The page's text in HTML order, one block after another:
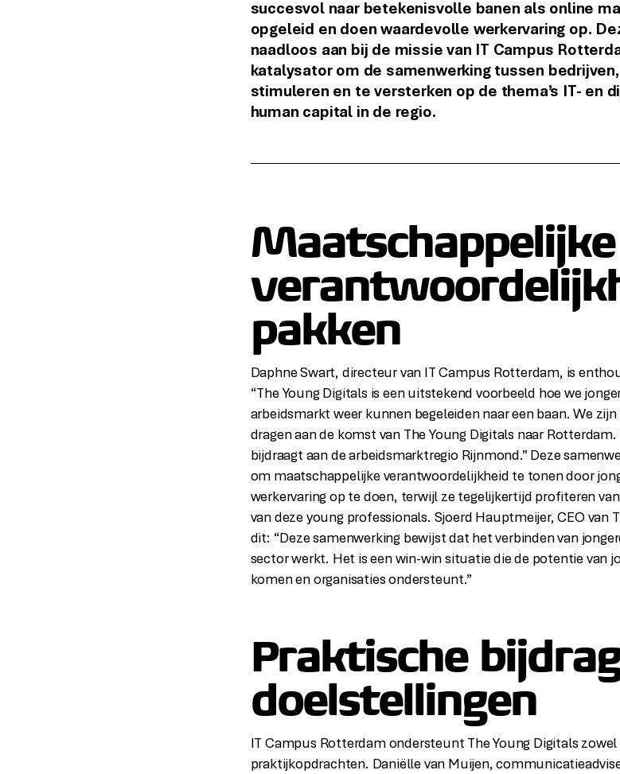
succesvol naar betekenisvolle banen als online
opgeleid en doen waardevolle werkervaring op.
naadloos aan bij de missie van IT Campus
katalysator om de samenwerking tussen
stimuleren en te versterken op de thema’s IT- en
human capital in de regio.
Maatschappelijke
pakken
Daphne Swart, directeur van IT Campus Rotterdam, is
“The Young Digitals is een uitstekend voorbeeld hoe we
arbeidsmarkt weer kunnen begeleiden naar een baan. We
dragen aan de komst van The Young Digitals naar
bijdraagt aan de arbeidsmarktregio Rijnmond.” Deze
om maatschappelijke verantwoordelijkheid te tonen door
werkervaring op te doen, terwijl ze tegelijkertijd profiteren
van deze young professionals. Sjoerd Hauptmeijer, CEO van
dit: “Deze samenwerking bewijst dat het verbinden van
sector werkt. Het is een win-win situatie die de potentie van
komen en organisaties ondersteunt.”
Praktische
doelstellingen
IT Campus Rotterdam ondersteunt The Young Digitals
praktijkopdrachten. Daniëlle van Muijen,